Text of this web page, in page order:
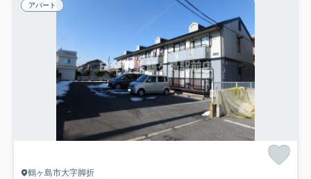
アパート
鶴ヶ島市大字脚折